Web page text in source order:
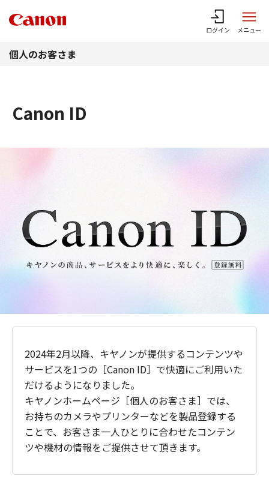
ログイン メニュー
個人のお客さま
Canon ID
2024年2月以降、キヤノンが提供するコンテンツや
サービスを1つの［Canon ID］で快適にご利用いた
だけるようになりました。
キヤノンホームページ［個人のお客さま］では、
お持ちのカメラやプリンターなどを製品登録する
ことで、お客さま一人ひとりに合わせたコンテン
ツや機材の情報をご提供させて頂きます。